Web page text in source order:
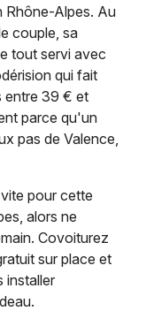
Rhône-Alpes. Au
couple, sa
tout servi avec
qui fait
entre 39 € et
parce qu'un
pas de Valence,
pour cette
alors ne
Covoiturez
sur place et
installer